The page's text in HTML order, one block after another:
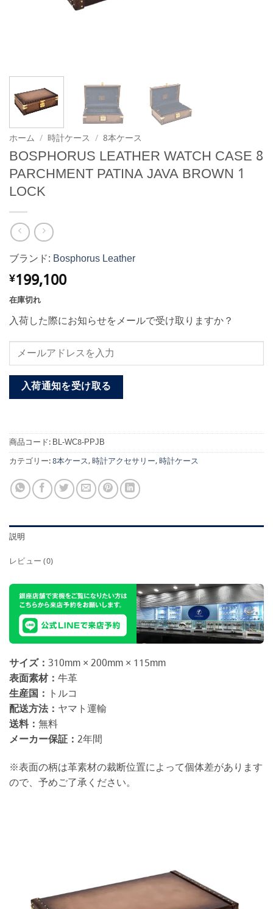
ホーム / 時計ケース / 8本ケース
BOSPHORUS LEATHER WATCH CASE 8
PARCHMENT PATINA JAVA BROWN 1
LOCK
ブランド: Bosphorus Leather
¥199,100
在庫切れ
入荷した際にお知らせをメールで受け取りますか？
入荷通知を受け取る
商品コード:BL-WC8-PPJB
カテゴリー:8本ケース,時計アクセサリー,時計ケース
説明
レビュー (0)
サイズ： 310mm × 200mm × 115mm
表面素材： 牛革
生産国： トルコ
配送方法： ヤマト運輸
送料： 無料
メーカー保証： 2年間
※表面の柄は革素材の裁断位置によって個体差があります
ので、予めご了承ください。